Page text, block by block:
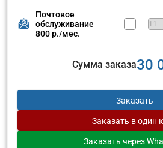
Почтовое
обслуживание
800 р./мес.
Сумма заказа30
Заказать
Заказать в один
Заказать через